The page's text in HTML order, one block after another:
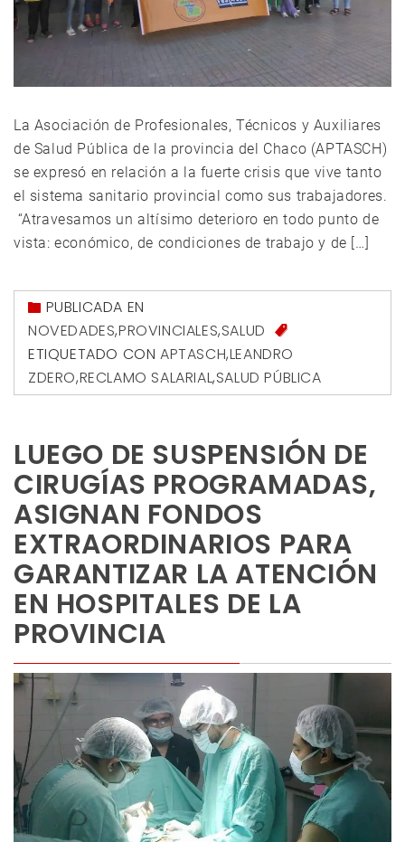
La Asociación de Profesionales, Técnicos y Auxiliares
de Salud Pública de la provincia del Chaco (APTASCH)
se expresó en relación a la fuerte crisis que vive tanto
el sistema sanitario provincial como sus trabajadores.
“Atravesamos un altísimo deterioro en todo punto de
vista: económico, de condiciones de trabajo y de […]
PUBLICADA EN
NOVEDADES,PROVINCIALES,SALUD
ETIQUETADO CON APTASCH,LEANDRO
ZDERO,RECLAMO SALARIAL,SALUD PÚBLICA
LUEGO DE SUSPENSIÓN DE
CIRUGÍAS PROGRAMADAS,
ASIGNAN FONDOS
EXTRAORDINARIOS PARA
GARANTIZAR LA ATENCIÓN
EN HOSPITALES DE LA
PROVINCIA